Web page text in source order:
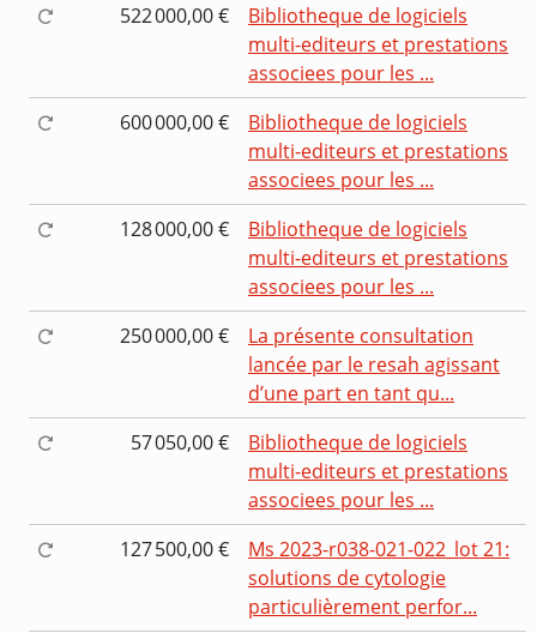
522 000,00 €
Bibliotheque de logiciels
multi-editeurs et prestations
associees pour les ...
600 000,00 €
Bibliotheque de logiciels
multi-editeurs et prestations
associees pour les ...
128 000,00 €
Bibliotheque de logiciels
multi-editeurs et prestations
associees pour les ...
250 000,00 €
La présente consultation
lancée par le resah agissant
d’une part en tant qu...
57 050,00 €
Bibliotheque de logiciels
multi-editeurs et prestations
associees pour les ...
127 500,00 €
Ms 2023-r038-021-022_lot 21:
solutions de cytologie
particulièrement perfor...